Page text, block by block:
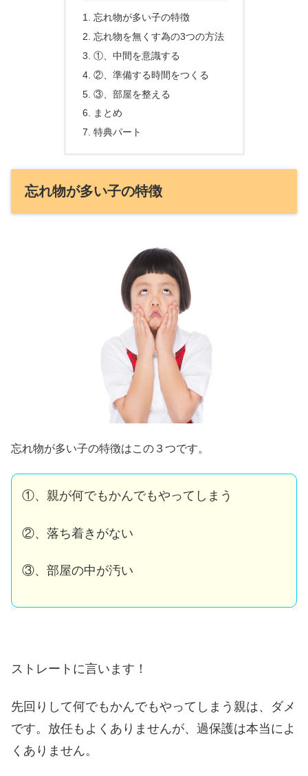
忘れ物が多い子の特徴
忘れ物を無くす為の3つの方法
①、中間を意識する
②、準備する時間をつくる
③、部屋を整える
まとめ
特典パート
忘れ物が多い子の特徴
忘れ物が多い子の特徴はこの３つです。
①、親が何でもかんでもやってしまう
②、落ち着きがない
③、部屋の中が汚い
ストレートに言います！
先回りして何でもかんでもやってしまう親は、ダメ
です。 放任もよくありませんが、 過保護は本当によ
くありません。